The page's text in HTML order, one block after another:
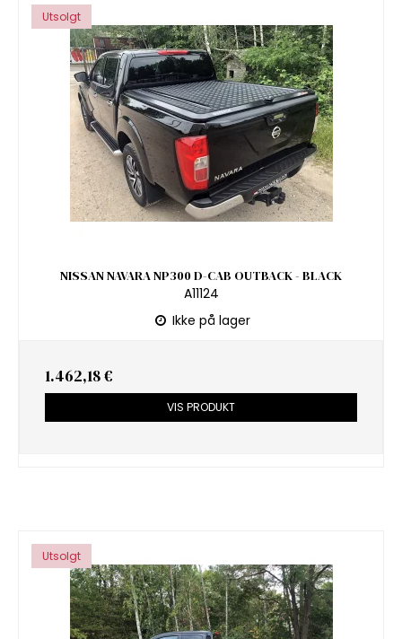
Utsolgt
NISSAN NAVARA NP300 D-CAB OUTBACK - BLACK
A11124
Ikke på lager
1.462,18 €
VIS PRODUKT
Utsolgt